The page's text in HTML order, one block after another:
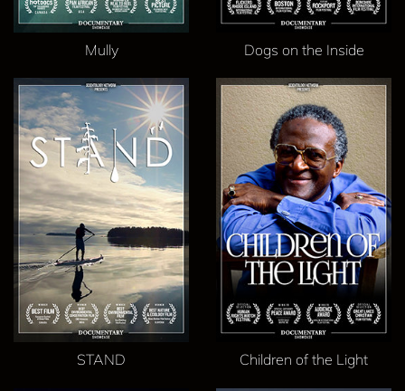
Mully Dogs on the Inside
STAND Children of the Light